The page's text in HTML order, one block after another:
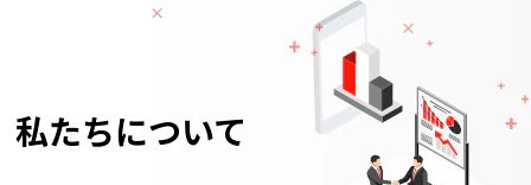
私たちについて